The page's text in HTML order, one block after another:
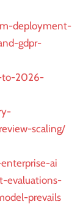
deployment-
gdpr-
to-2026-
scaling/
ai
evaluations-
prevails